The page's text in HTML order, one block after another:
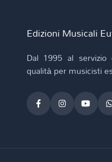
Edizioni Musicali
Dal 1995 al servizio
qualità per musicisti